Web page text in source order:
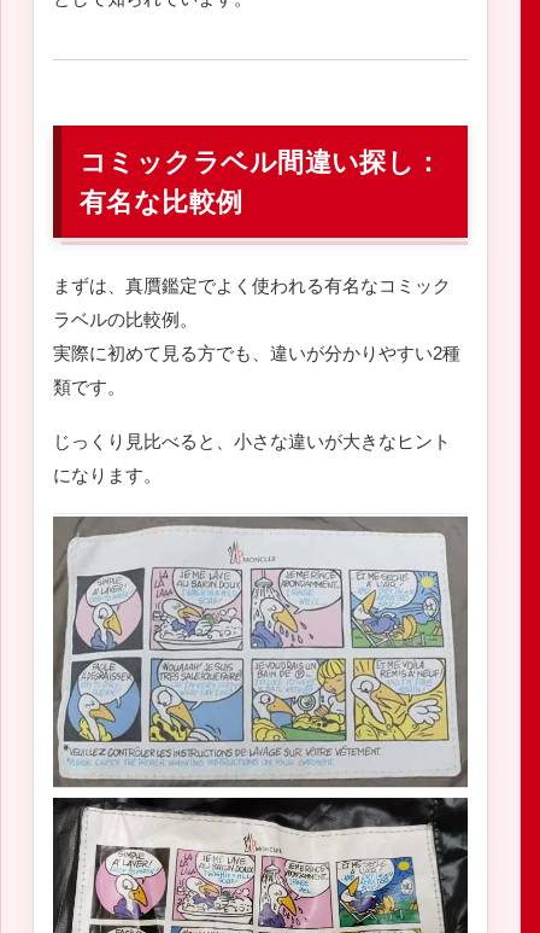
コミックラベル間違い探し：
有名な比較例
まずは、真贋鑑定でよく使われる有名なコミック
ラベルの比較例。
実際に初めて見る方でも、違いが分かりやすい2種
類です。
じっくり見比べると、小さな違いが大きなヒント
になります。